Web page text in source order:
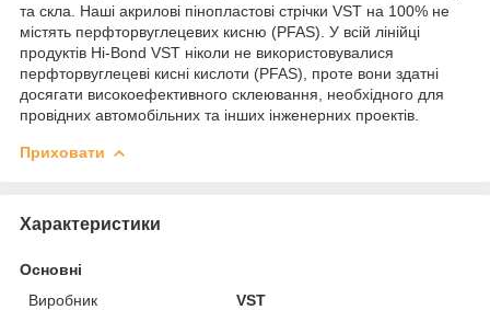
та скла. Наші акрилові пінопластові стрічки VST на 100% не
містять перфторвуглецевих кисню (PFAS). У всій лінійці
продуктів Hi-Bond VST ніколи не використовувалися
перфторвуглецеві кисні кислоти (PFAS), проте вони здатні
досягати високоефективного склеювання, необхідного для
провідних автомобільних та інших інженерних проектів.
Приховати
Характеристики
Основні
Виробник
VST